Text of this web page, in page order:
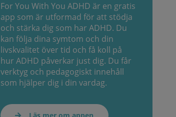
For You With You ADHD är en gratis
app som är utformad för att stödja
och stärka dig som har ADHD. Du
kan följa dina symtom och din
livskvalitet över tid och få koll på
hur ADHD påverkar just dig. Du får
verktyg och pedagogiskt innehåll
som hjälper dig i din vardag.